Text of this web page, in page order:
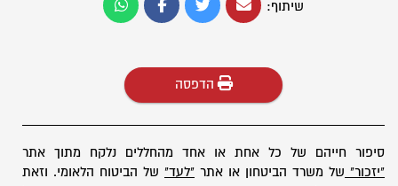
שיתוף:
הדפסה
סיפור חייהם של כל אחת או אחד מהחללים נלקח מתוך אתר
"יזכור" של משרד הביטחון או אתר "לעד" של הביטוח הלאומי. וזאת